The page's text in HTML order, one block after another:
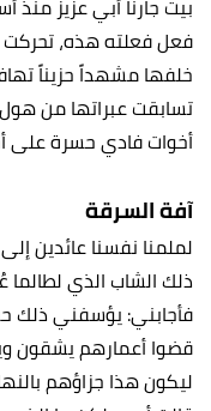
بيت جارنا أبي عزيز
فعل فعلته هذه، تحركت
خلفها مشهداً حزيناً
تسابقت عبراتها من
أخوات فادي حسرة على
آفة السرقة
لملمنا نفسنا عائدين
ذلك الشاب الذي
فأجابني: يؤسفني ذلك
قضوا أعمارهم يشقون
ليكون هذا جزاؤهم